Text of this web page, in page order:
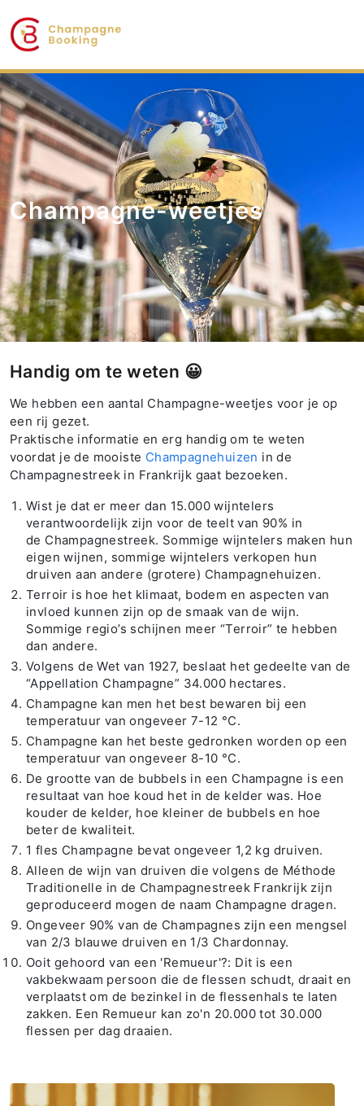
Champagne-weetjes
Handig om te weten 😀
We hebben een aantal Champagne-weetjes voor je op
een rij gezet.
Praktische informatie en erg handig om te weten
voordat je de mooiste Champagnehuizen in de
Champagnestreek in Frankrijk gaat bezoeken.
Wist je dat er meer dan 15.000 wijntelers
verantwoordelijk zijn voor de teelt van 90% in
de Champagnestreek. Sommige wijntelers maken hun
eigen wijnen, sommige wijntelers verkopen hun
druiven aan andere (grotere) Champagnehuizen.
Terroir is hoe het klimaat, bodem en aspecten van
invloed kunnen zijn op de smaak van de wijn.
Sommige regio’s schijnen meer “Terroir” te hebben
dan andere.
Volgens de Wet van 1927, beslaat het gedeelte van de
“Appellation Champagne” 34.000 hectares.
Champagne kan men het best bewaren bij een
temperatuur van ongeveer 7-12 °C.
Champagne kan het beste gedronken worden op een
temperatuur van ongeveer 8-10 °C.
De grootte van de bubbels in een Champagne is een
resultaat van hoe koud het in de kelder was. Hoe
kouder de kelder, hoe kleiner de bubbels en hoe
beter de kwaliteit.
1 fles Champagne bevat ongeveer 1,2 kg druiven.
Alleen de wijn van druiven die volgens de Méthode
Traditionelle in de Champagnestreek Frankrijk zijn
geproduceerd mogen de naam Champagne dragen.
Ongeveer 90% van de Champagnes zijn een mengsel
van 2/3 blauwe druiven en 1/3 Chardonnay.
Ooit gehoord van een 'Remueur'?: Dit is een
vakbekwaam persoon die de flessen schudt, draait en
verplaatst om de bezinkel in de flessenhals te laten
zakken. Een Remueur kan zo'n 20.000 tot 30.000
flessen per dag draaien.